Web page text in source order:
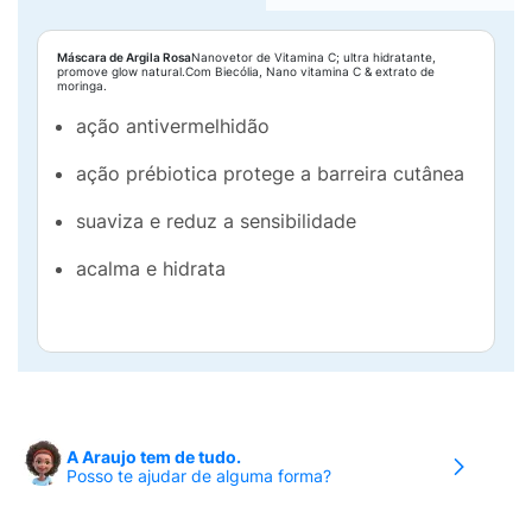
Máscara de Argila RosaNanovetor de Vitamina C; ultra hidratante,
promove glow natural.Com Biecólia, Nano vitamina C & extrato de
moringa.
ação antivermelhidão
ação prébiotica protege a barreira cutânea
suaviza e reduz a sensibilidade
acalma e hidrata
A Araujo tem de tudo.
Posso te ajudar de alguma forma?